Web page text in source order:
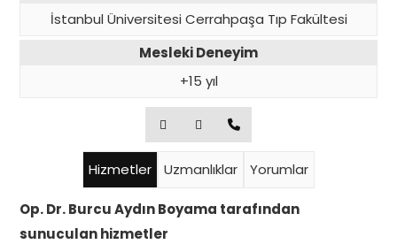
İstanbul Üniversitesi Cerrahpaşa Tıp Fakültesi
Mesleki Deneyim
+15 yıl
Hizmetler Uzmanlıklar Yorumlar
Op. Dr. Burcu Aydın Boyama tarafından
sunuculan hizmetler